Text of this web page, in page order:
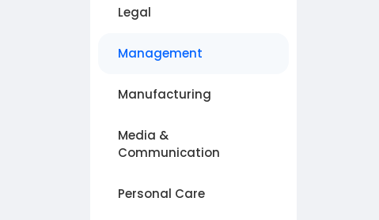
Legal
Management
Manufacturing
Media &
Communication
Personal Care